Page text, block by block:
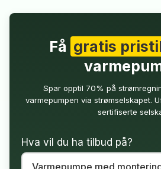
Få gratis
Spar opptil 70% på
varmepumpen via strømselskapet.
sertifiserte
Hva vil du ha tilbud på?